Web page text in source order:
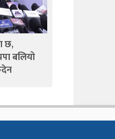
छ,
बलियो